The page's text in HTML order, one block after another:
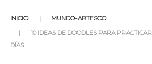
INICIO
MUNDO-ARTESCO
10 IDEAS DE DOODLES PARA
DÍAS